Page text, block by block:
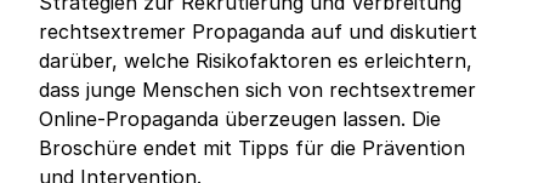
rechtsextremer Propaganda auf und diskutiert
darüber, welche Risikofaktoren es erleichtern,
dass junge Menschen sich von rechtsextremer
Online-Propaganda überzeugen lassen. Die
Broschüre endet mit Tipps für die Prävention
und Intervention.